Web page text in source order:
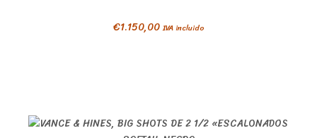
€1.150,00 IVA incluido